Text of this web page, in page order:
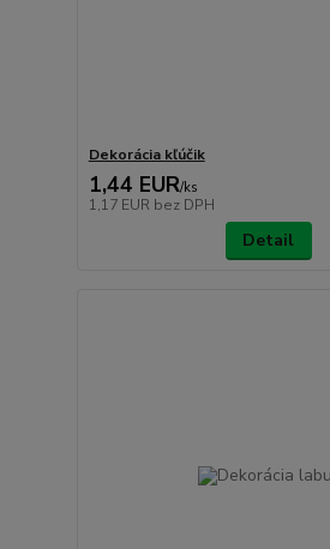
Dekorácia kľúčik
1,44 EUR/ks
1,17 EUR bez DPH
Detail